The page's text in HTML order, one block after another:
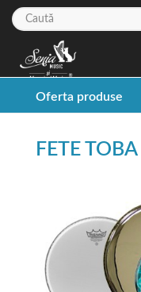
Oferta produse
FETE TOBA